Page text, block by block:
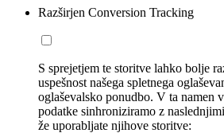
Razširjen Conversion Tracking
S sprejetjem te storitve lahko bolje
uspešnost našega spletnega
oglaševalsko ponudbo. V ta namen
podatke sinhroniziramo z
že uporabljate njihove storitve: